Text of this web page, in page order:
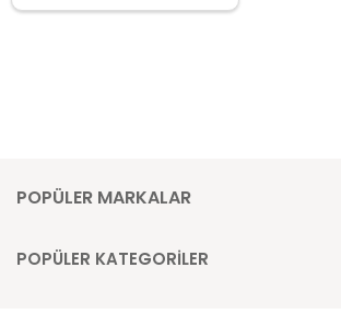
POPÜLER MARKALAR
POPÜLER KATEGORİLER